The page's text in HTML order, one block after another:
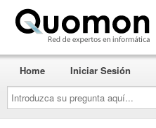
Introduzca
su
pregunta
aquí...
Home Iniciar Sesión